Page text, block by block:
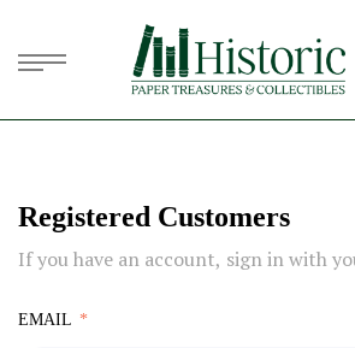
Registered Customers
If you have an account, sign in with
EMAIL